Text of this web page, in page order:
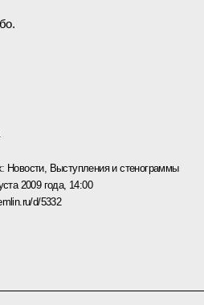
Новости, Выступления и стенограммы
2009 года, 14:00
d/5332